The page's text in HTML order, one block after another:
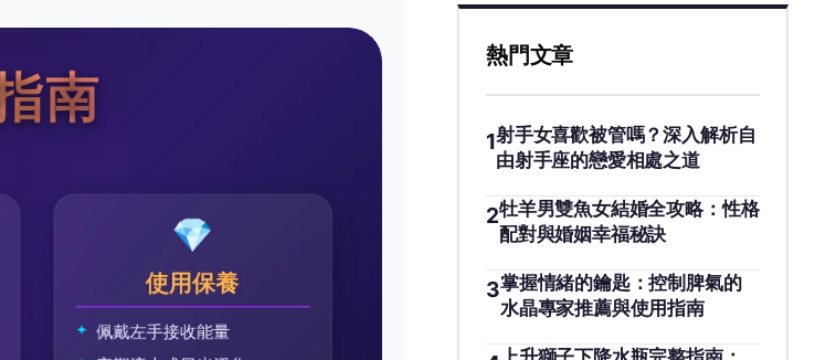
熱門文章
1射手女喜歡被管嗎？深入解析自
由射手座的戀愛相處之道
2牡羊男雙魚女結婚全攻略：性格
配對與婚姻幸福秘訣
3掌握情緒的鑰匙：控制脾氣的
水晶專家推薦與使用指南